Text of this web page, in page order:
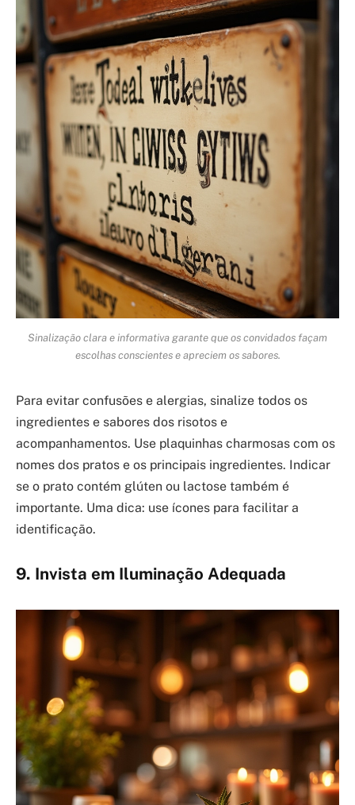
Sinalização clara e informativa garante que os convidados façam
escolhas conscientes e apreciem os sabores.
Para evitar confusões e alergias, sinalize todos os
ingredientes e sabores dos risotos e
acompanhamentos. Use plaquinhas charmosas com os
nomes dos pratos e os principais ingredientes. Indicar
se o prato contém glúten ou lactose também é
importante. Uma dica: use ícones para facilitar a
identificação.
9. Invista em Iluminação Adequada